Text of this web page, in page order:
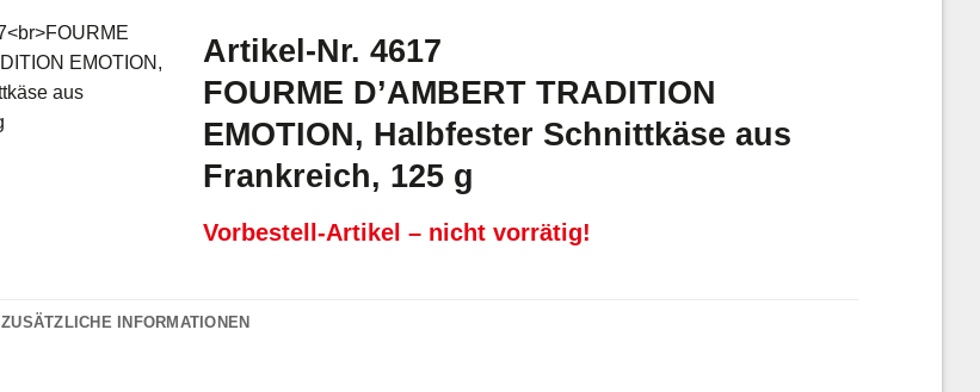
Artikel-Nr. 4617
FOURME D’AMBERT TRADITION
EMOTION, Halbfester Schnittkäse aus
Frankreich, 125 g
Vorbestell-Artikel – nicht vorrätig!
ZUSÄTZLICHE INFORMATIONEN